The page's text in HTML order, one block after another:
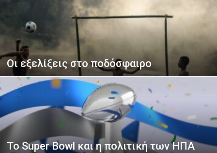
Οι εξελίξεις στο ποδόσφαιρο
Το Super Bowl και η πολιτική των ΗΠΑ